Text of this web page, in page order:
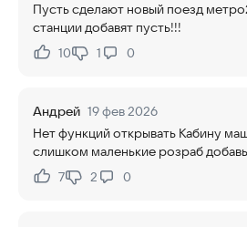
Пусть сделают новый поезд
станции добавят пусть!!!
Нравится:
10Не нравится:
1 0
Андрей 19 фев 2026
Нет функций открывать Кабину
слишком маленькие розраб
Нравится:
7Не нравится:
2 0